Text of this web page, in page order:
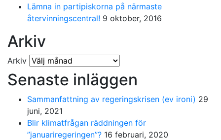
Lämna in partipiskorna på närmaste
återvinningscentral! 9 oktober, 2016
Arkiv
Arkiv
Senaste inläggen
Sammanfattning av regeringskrisen (ev ironi) 29
juni, 2021
Blir klimatfrågan räddningen för
”januariregeringen”? 16 februari, 2020